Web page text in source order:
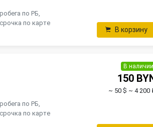
по РБ,
по карте
В корзину
по РБ,
по карте
В наличии
150
~ 50 $ ~ 4 200